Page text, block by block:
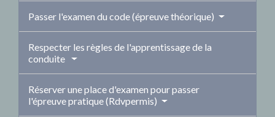
Passer l'examen du code (épreuve théorique)
Respecter les règles de l'apprentissage de la
conduite
Réserver une place d'examen pour passer
l'épreuve pratique (Rdvpermis)